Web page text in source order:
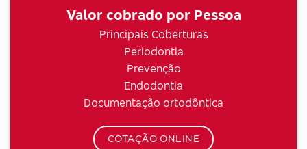
Valor cobrado por Pessoa
Principais Coberturas
Periodontia
Prevenção
Endodontia
Documentação ortodôntica
COTAÇÃO ONLINE